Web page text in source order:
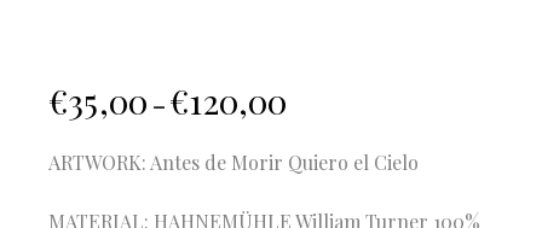
€35,00 – €120,00
ARTWORK: Antes de Morir Quiero el Cielo
MATERIAL: HAHNEMÜHLE William Turner 100%